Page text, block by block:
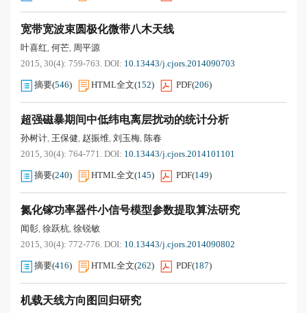
宽带宽波束圆极化微带八木天线
叶喜红, 何芒, 周平源
2015, 30(4): 759-763. DOI: 10.13443/j.cjors.2014090703
摘要(546) HTML全文(152) PDF(206)
超强磁暴期间中低纬电离层扰动的统计分析
孙树计, 王保健, 赵振维, 刘玉梅, 陈春
2015, 30(4): 764-771. DOI: 10.13443/j.cjors.2014101101
摘要(240) HTML全文(145) PDF(149)
氮化镓功率器件小信号模型参数提取算法研究
闻彰, 徐跃杭, 徐锐敏
2015, 30(4): 772-776. DOI: 10.13443/j.cjors.2014090802
摘要(416) HTML全文(262) PDF(187)
机载天线方向图回归研究